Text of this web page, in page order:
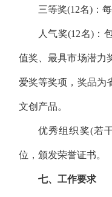
三等奖(12名)：
人气奖(12名)：
值奖、最具市场潜力
爱奖等奖项，奖品为
文创产品。
优秀组织奖(若
位，颁发荣誉证书。
七、工作要求